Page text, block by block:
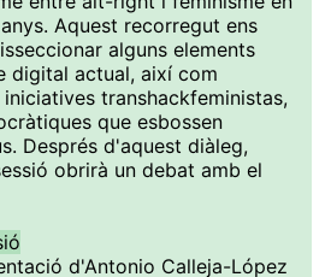
Aquest recorregut ens
alguns elements
digital actual, així com
transhackfeministas,
que esbossen
Després d'aquest diàleg,
obrirà un debat amb el
d'Antonio Calleja-López